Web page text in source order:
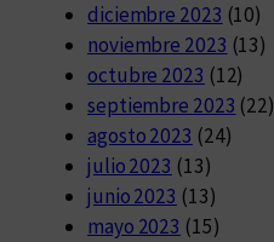
diciembre 2023 (10)
noviembre 2023 (13)
octubre 2023 (12)
septiembre 2023 (22)
agosto 2023 (24)
julio 2023 (13)
junio 2023 (13)
mayo 2023 (15)